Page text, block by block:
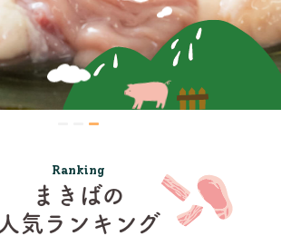
Ranking
まきばの
人気ランキング